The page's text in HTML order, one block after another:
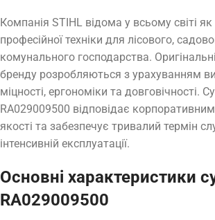
Компанія STIHL відома у всьому світі
професійної техніки для лісового,
комунального господарства.
бренду розробляються з урахуванням
міцності, ергономіки та довговічності.
RA029009500 відповідає
якості та забезпечує тривалий термін
інтенсивній експлуатації.
Основні характеристики
RA029009500